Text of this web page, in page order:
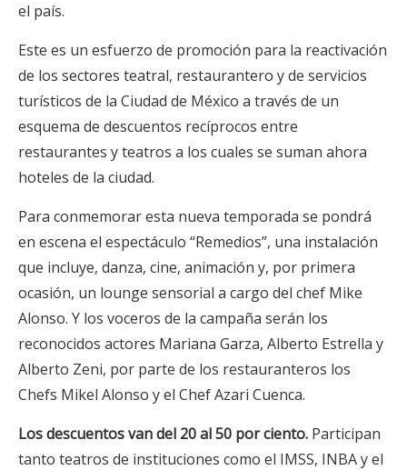
el país.
Este es un esfuerzo de promoción para la reactivación
de los sectores teatral, restaurantero y de servicios
turísticos de la Ciudad de México a través de un
esquema de descuentos recíprocos entre
restaurantes y teatros a los cuales se suman ahora
hoteles de la ciudad.
Para conmemorar esta nueva temporada se pondrá
en escena el espectáculo “Remedios”, una instalación
que incluye, danza, cine, animación y, por primera
ocasión, un lounge sensorial a cargo del chef Mike
Alonso. Y los voceros de la campaña serán los
reconocidos actores Mariana Garza, Alberto Estrella y
Alberto Zeni, por parte de los restauranteros los
Chefs Mikel Alonso y el Chef Azari Cuenca.
Los descuentos van del 20 al 50 por ciento. Participan
tanto teatros de instituciones como el IMSS, INBA y el